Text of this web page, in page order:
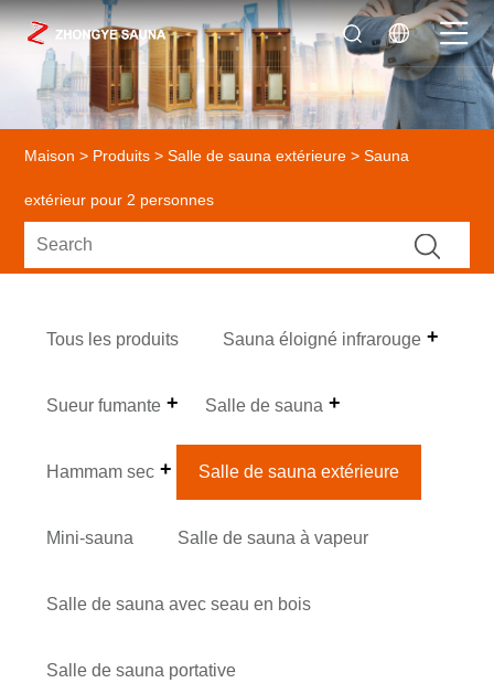
Maison > Produits >Salle de sauna extérieure > Sauna
extérieur pour 2 personnes
Tous les produits Sauna éloigné infrarouge
Sueur fumante Salle de sauna
Hammam sec Salle de sauna extérieure
Mini-sauna Salle de sauna à vapeur
Salle de sauna avec seau en bois
Salle de sauna portative